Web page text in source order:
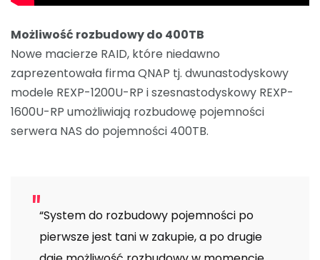
Możliwość rozbudowy do 400TB
Nowe macierze RAID, które niedawno
zaprezentowała firma QNAP tj. dwunastodyskowy
modele REXP-1200U-RP i szesnastodyskowy REXP-
1600U-RP umożliwiają rozbudowę pojemności
serwera NAS do pojemności 400TB.
“System do rozbudowy pojemności po
pierwsze jest tani w zakupie, a po drugie